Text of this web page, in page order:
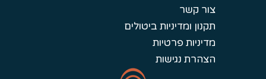
צור קשר
תקנון ומדיניות ביטולים
מדיניות פרטיות
הצהרת נגישות